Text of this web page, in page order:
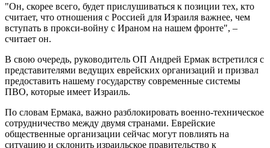
"Он, скорее всего, будет прислушиваться к позиции тех, кто
считает, что отношения с Россией для Израиля важнее, чем
вступать в прокси-войну с Ираном на нашем фронте", –
считает он.
В свою очередь, руководитель ОП Андрей Ермак встретился с
представителями ведущих еврейских организаций и призвал
предоставить нашему государству современные системы
ПВО, которые имеет Израиль.
По словам Ермака, важно разблокировать военно-техническое
сотрудничество между двумя странами. Еврейские
общественные организации сейчас могут повлиять на
ситуацию и склонить израильское правительство к